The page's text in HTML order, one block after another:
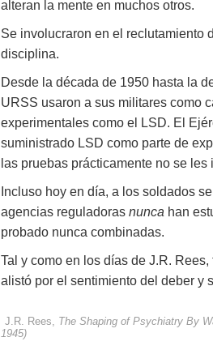
alteran la mente en muchos otros.
Se involucraron en el reclutamiento
disciplina.
Desde la década de 1950 hasta la
URSS usaron a sus militares como
experimentales como el LSD. El
suministrado LSD como parte de
las pruebas prácticamente no se
Incluso hoy en día, a los soldados
agencias reguladoras nunca han
probado nunca combinadas.
Tal y como en los días de J.R.
alistó por el sentimiento del deber y
J.R. Rees, The Shaping of Psychiatry By
1945)